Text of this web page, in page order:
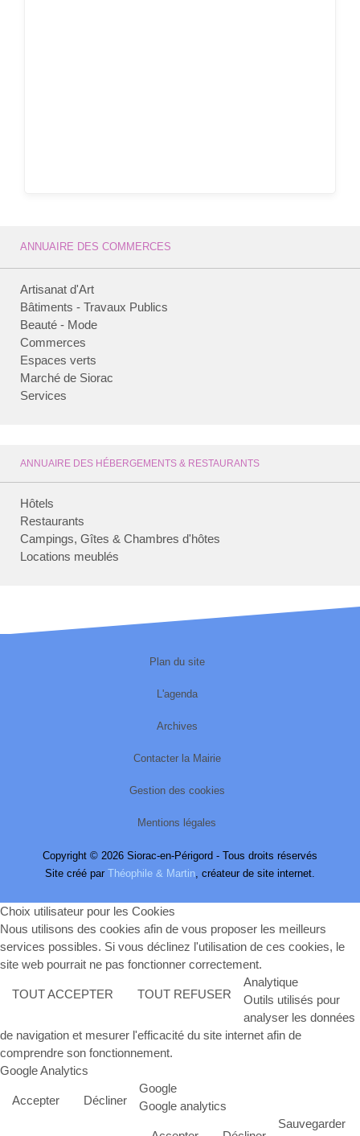
ANNUAIRE DES COMMERCES
Artisanat d'Art
Bâtiments - Travaux Publics
Beauté - Mode
Commerces
Espaces verts
Marché de Siorac
Services
ANNUAIRE DES HÉBERGEMENTS & RESTAURANTS
Hôtels
Restaurants
Campings, Gîtes & Chambres d'hôtes
Locations meublés
Plan du site
L'agenda
Archives
Contacter la Mairie
Gestion des cookies
Mentions légales
Copyright © 2026 Siorac-en-Périgord - Tous droits réservés
Site créé par Théophile & Martin, créateur de site internet.
Choix utilisateur pour les Cookies
Nous utilisons des cookies afin de vous proposer les meilleurs
services possibles. Si vous déclinez l'utilisation de ces cookies, le
site web pourrait ne pas fonctionner correctement.
TOUT ACCEPTER TOUT REFUSER
Analytique
Outils utilisés pour
analyser les données
de navigation et mesurer l'efficacité du site internet afin de
comprendre son fonctionnement.
Google Analytics
Accepter Décliner
Google
Google analytics
Sauvegarder